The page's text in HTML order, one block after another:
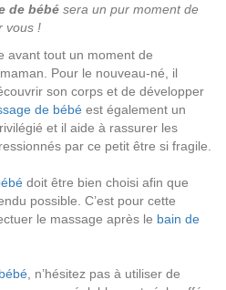
de bébé sera un pur moment de
vous !
avant tout un moment de
Pour le nouveau-né, il
son corps et de développer
de bébé est également un
et il aide à rassurer les
par ce petit être si fragile.
doit être bien choisi afin que
possible. C’est pour cette
le massage après le bain de
, n’hésitez pas à utiliser de